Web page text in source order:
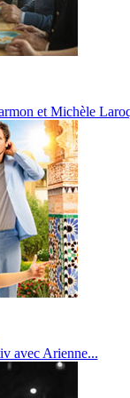
et Michèle
avec Arienne...